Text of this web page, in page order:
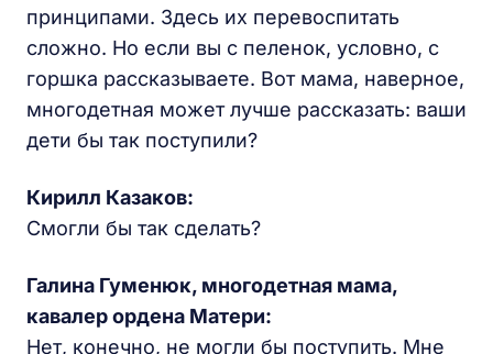
принципами. Здесь их перевоспитать
сложно. Но если вы с пеленок, условно, с
горшка рассказываете. Вот мама, наверное,
многодетная может лучше рассказать: ваши
дети бы так поступили?
Кирилл Казаков:
Смогли бы так сделать?
Галина Гуменюк, многодетная мама,
кавалер ордена Матери:
Нет, конечно, не могли бы поступить. Мне